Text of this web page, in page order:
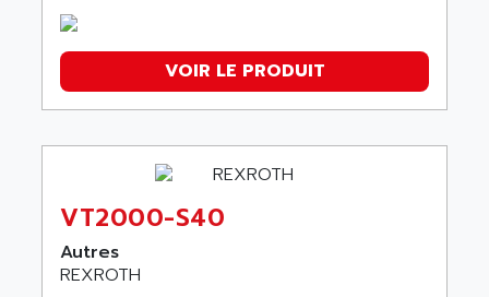
VOIR LE PRODUIT
VT2000-S40
Autres
REXROTH